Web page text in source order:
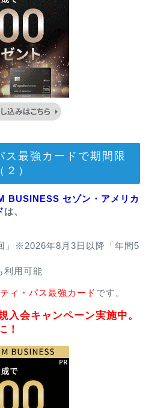
ス最強カードで期間限
）
セゾン・アメリカ
は、
」※2026年8月3日以降「年間5
利用可能
ィ・パス最強カード です。
入会キャンペーン実施中。
！